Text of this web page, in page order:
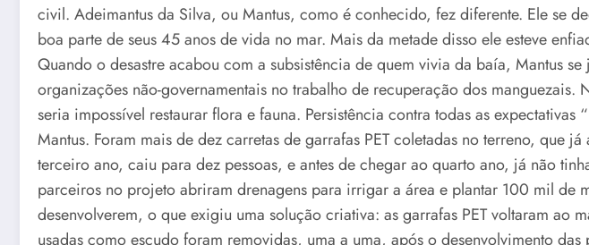
civil. Adeimantus da Silva, ou Mantus, como é conhecido, fez diferente. Ele se
boa parte de seus 45 anos de vida no mar. Mais da metade disso ele esteve
Quando o desastre acabou com a subsistência de quem vivia da baía, Mantus
organizações não-governamentais no trabalho de recuperação dos
seria impossível restaurar flora e fauna. Persistência contra todas as
Mantus. Foram mais de dez carretas de garrafas PET coletadas no terreno, que
terceiro ano, caiu para dez pessoas, e antes de chegar ao quarto ano, já não
parceiros no projeto abriram drenagens para irrigar a área e plantar 100 mil de
desenvolverem, o que exigiu uma solução criativa: as garrafas PET voltaram ao
usadas como escudo foram removidas, uma a uma, após o desenvolvimento